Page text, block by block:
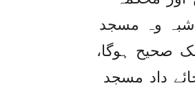
شبہ وہ مسجد
صحیح ہوگا،
داد مسجد